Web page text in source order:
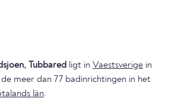
Tubbared ligt in Vaestsverige in
de meer dan 77 badinrichtingen in het
län.